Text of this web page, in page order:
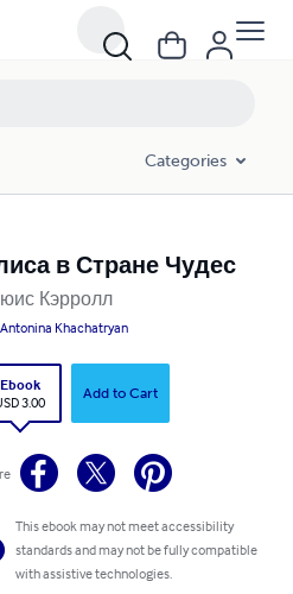
Categories
в Стране Чудес
Кэрролл
Antonina Khachatryan
Ebook
3.00
Add to Cart
This ebook may not meet accessibility
standards and may not be fully compatible
with assistive technologies.